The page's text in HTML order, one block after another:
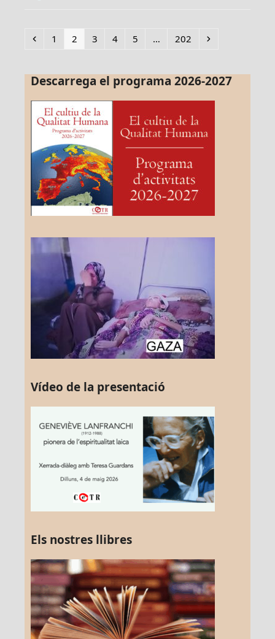
Previous
Page
1 Page
2 Page
3 Page
4 Page
5 … Page
202 Next
Descarrega el programa 2026-2027
Vídeo de la presentació
Els nostres llibres